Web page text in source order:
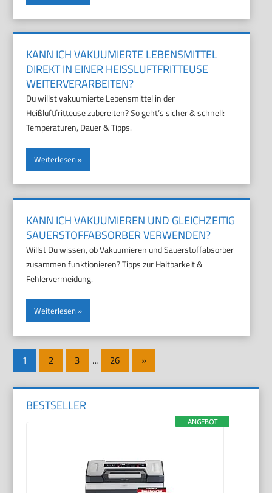
KANN ICH VAKUUMIERTE LEBENSMITTEL
DIREKT IN EINER HEISSLUFTFRITTEUSE W
EITERVERARBEITEN?
Du willst vakuumierte Lebensmittel in der
Heißluftfritteuse zubereiten? So geht’s sicher & schnell:
Temperaturen, Dauer & Tipps.
Weiterlesen
KANN ICH VAKUUMIEREN UND GLEICHZEITIG
SAUERSTOFFABSORBER VERWENDEN?
Willst Du wissen, ob Vakuumieren und Sauerstoffabsorber
zusammen funktionieren? Tipps zur Haltbarkeit &
Fehlervermeidung.
Weiterlesen
Seitennummerierung
der
Beiträge
1 2 3 … 26
Nächste
Beiträge
»
BESTSELLER
ANGEBOT